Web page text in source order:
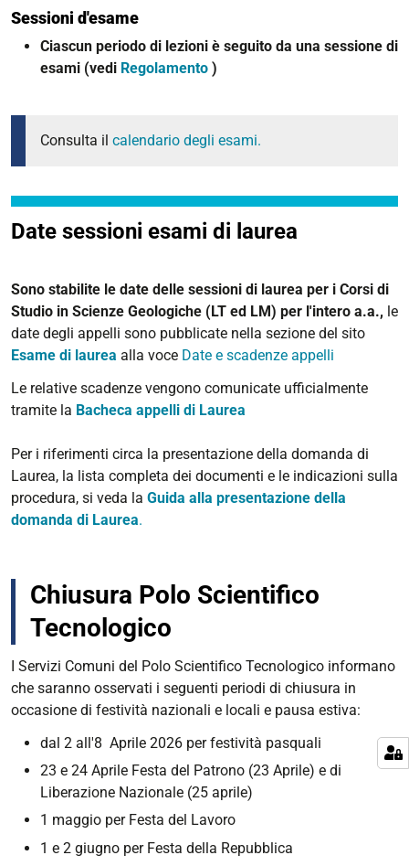
Sessioni d'esame
Ciascun periodo di lezioni è seguito da una sessione di
esami (vedi Regolamento )
Consulta il calendario degli esami.
Date sessioni esami di laurea
Sono stabilite le date delle sessioni di laurea per i Corsi di
Studio in Scienze Geologiche (LT ed LM) per l'intero a.a., le
date degli appelli sono pubblicate nella sezione del sito
Esame di laurea alla voce Date e scadenze appelli
Le relative scadenze vengono comunicate ufficialmente
tramite la Bacheca appelli di Laurea
Per i riferimenti circa la presentazione della domanda di
Laurea, la lista completa dei documenti e le indicazioni sulla
procedura, si veda la Guida alla presentazione della
domanda di Laurea.
Chiusura Polo Scientifico
Tecnologico
I Servizi Comuni del Polo Scientifico Tecnologico informano
che saranno osservati i seguenti periodi di chiusura in
occasione di festività nazionali e locali e pausa estiva:
dal 2 all'8 Aprile 2026 per festività pasquali
23 e 24 Aprile Festa del Patrono (23 Aprile) e di
Liberazione Nazionale (25 aprile)
1 maggio per Festa del Lavoro
1 e 2 giugno per Festa della Repubblica